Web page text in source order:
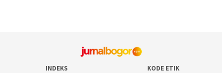
INDEKS
KODE ETIK